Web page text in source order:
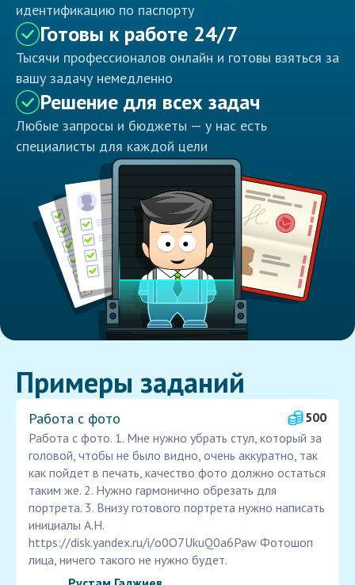
идентификацию по паспорту
Готовы к работе 24/7
Тысячи профессионалов онлайн и готовы взяться за
вашу задачу немедленно
Решение для всех задач
Любые запросы и бюджеты — у нас есть
специалисты для каждой цели
Примеры заданий
Работа с фото
500
Работа с фото. 1. Мне нужно убрать стул, который за
головой, чтобы не было видно, очень аккуратно, так
как пойдет в печать, качество фото должно остаться
таким же. 2. Нужно гармонично обрезать для
портрета. 3. Внизу готового портрета нужно написать
инициалы А.Н.
https://disk.yandex.ru/i/o0O7UkuQ0a6Paw Фотошоп
лица, ничего такого не нужно будет.